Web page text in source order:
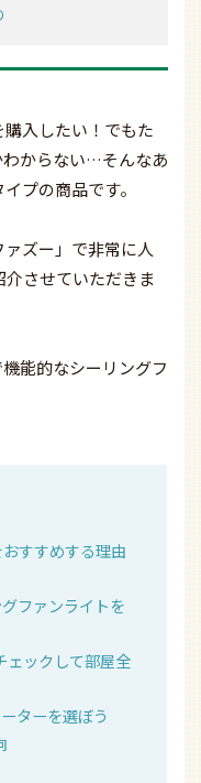
入したい！でもた
わからない…そんなあ
プの商品です。
ズー」で非常に人
させていただきま
能的なシーリングフ
すすめする理由
ファンライトを
ックして部屋全
ターを選ぼう